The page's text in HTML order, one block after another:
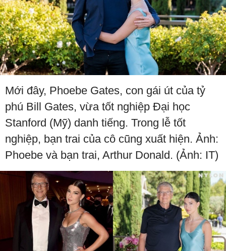
Mới đây, Phoebe Gates, con gái út của tỷ
phú Bill Gates, vừa tốt nghiệp Đại học
Stanford (Mỹ) danh tiếng. Trong lễ tốt
nghiệp, bạn trai của cô cũng xuất hiện. Ảnh:
Phoebe và bạn trai, Arthur Donald. (Ảnh: IT)